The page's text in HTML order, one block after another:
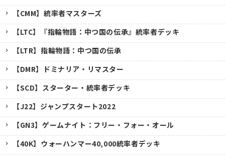
【CMM】統率者マスターズ
【LTC】『指輪物語：中つ国の伝承』統率者デッキ
【LTR】指輪物語：中つ国の伝承
【DMR】ドミナリア・リマスター
【SCD】スターター・統率者デッキ
【J22】ジャンプスタート2022
【GN3】ゲームナイト：フリー・フォー・オール
【40K】ウォーハンマー40,000統率者デッキ